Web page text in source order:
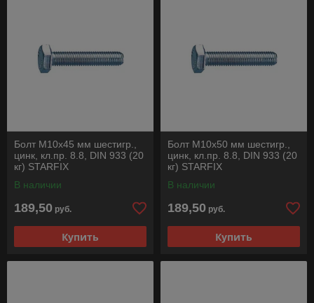
Болт М10х45 мм шестигр.,
цинк, кл.пр. 8.8, DIN 933 (20
кг) STARFIX
В наличии
189,50 руб.
Купить
Болт М10х50 мм шестигр.,
цинк, кл.пр. 8.8, DIN 933 (20
кг) STARFIX
В наличии
189,50 руб.
Купить